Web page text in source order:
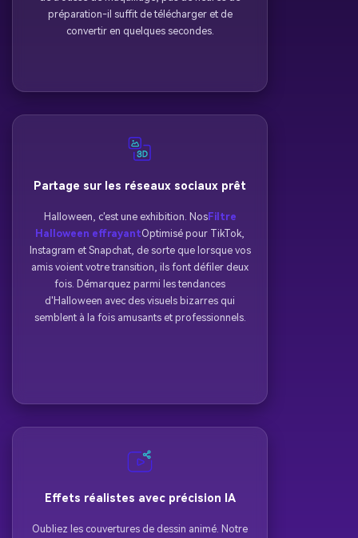
préparation-il suffit de télécharger et de
convertir en quelques secondes.
Partage sur les réseaux sociaux prêt
Halloween, c'est une exhibition. NosFiltre
Halloween effrayantOptimisé pour TikTok,
Instagram et Snapchat, de sorte que lorsque vos
amis voient votre transition, ils font défiler deux
fois. Démarquez parmi les tendances
d'Halloween avec des visuels bizarres qui
semblent à la fois amusants et professionnels.
Effets réalistes avec précision IA
Oubliez les couvertures de dessin animé. Notre